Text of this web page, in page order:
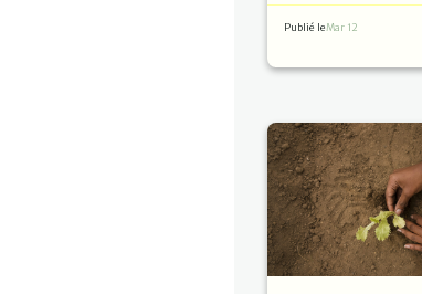
Publié leMar 12